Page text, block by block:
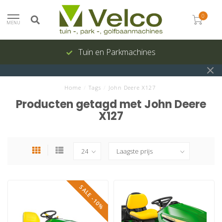
MENU
0
Tuin en Parkmachines
Home Tags John Deere X127
Producten getagd met John Deere
X127
SALE -10%